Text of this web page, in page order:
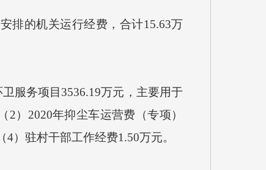
的机关运行经费，合计15.63万
服务项目3536.19万元，主要用于
）2020年抑尘车运营费（专项）
）驻村干部工作经费1.50万元。